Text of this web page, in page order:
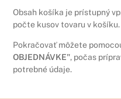
Obsah košíka je prístupný
počte kusov tovaru v košíku.
Pokračovať môžete
OBJEDNÁVKE", počas
potrebné údaje.